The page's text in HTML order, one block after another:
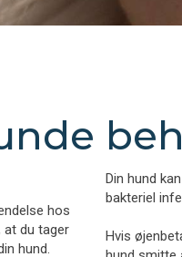
hos
at du tager
hund.
Din hund
bakteriel
Hvis